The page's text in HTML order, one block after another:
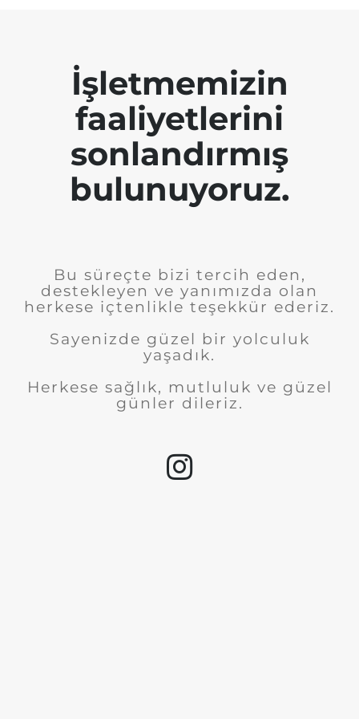
İşletmemizin
faaliyetlerini
sonlandırmış
bulunuyoruz.
Bu süreçte bizi tercih eden,
destekleyen ve yanımızda olan
herkese içtenlikle teşekkür ederiz.
Sayenizde güzel bir yolculuk
yaşadık.
Herkese sağlık, mutluluk ve güzel
günler dileriz.